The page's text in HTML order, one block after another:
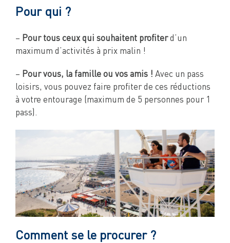
Pour qui ?
– Pour tous ceux qui souhaitent profiterd’un
maximum d’activités à prix malin !
– Pour vous, la famille ou vos amis ! Avec un pass
loisirs, vous pouvez faire profiter de ces réductions
à votre entourage (maximum de 5 personnes pour 1
pass).
Comment se le procurer ?